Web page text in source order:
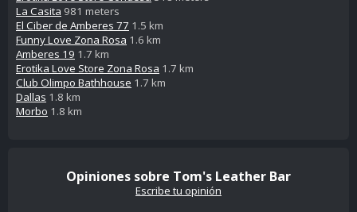
La Casita 981 meters
El Ciber de Amberes 77 1.5 km
Funny Love Zona Rosa 1.6 km
Amberes 19 1.7 km
Erotika Love Store Zona Rosa 1.7 km
Club Olimpo Bathhouse 1.7 km
Dallas 1.8 km
Morbo 1.8 km
Opiniones sobre Tom's Leather Bar
Escribe tu opinión